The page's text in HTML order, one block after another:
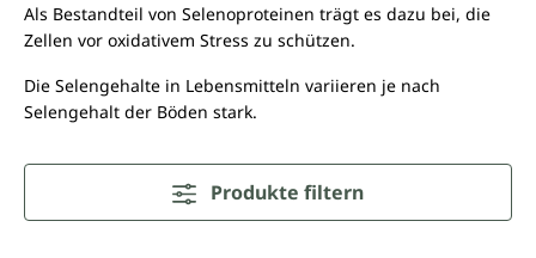
Als Bestandteil von Selenoproteinen trägt es dazu bei, die
Zellen vor oxidativem Stress zu schützen.
Die Selengehalte in Lebensmitteln variieren je nach
Selengehalt der Böden stark.
Produkte filtern